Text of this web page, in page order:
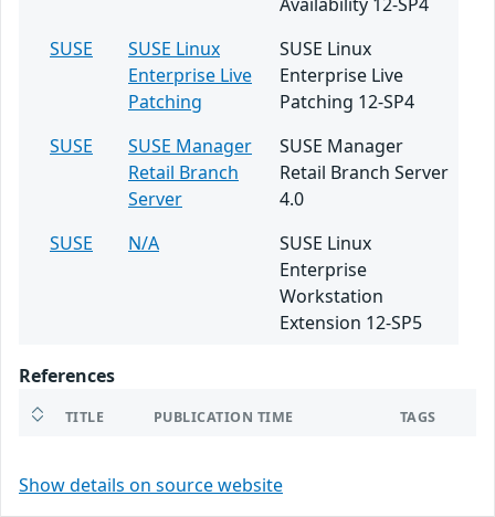
SUSE
SUSE Linux
Enterprise Live
Patching
SUSE Linux
Enterprise Live
Patching 12-SP4
SUSE
SUSE Manager
Retail Branch
Server
SUSE Manager
Retail Branch Server
4.0
SUSE
N/A
SUSE Linux
Enterprise
Workstation
Extension 12-SP5
References
TITLE PUBLICATION TIME TAGS
Show details on source website